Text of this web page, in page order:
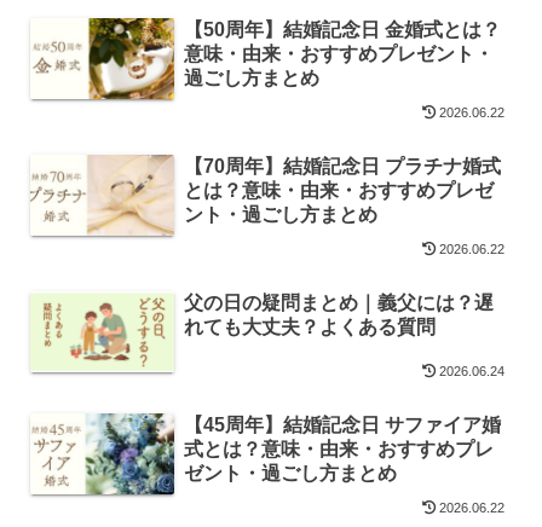
【50周年】結婚記念日 金婚式とは？
意味・由来・おすすめプレゼント・
過ごし方まとめ
2026.06.22
【70周年】結婚記念日 プラチナ婚式
とは？意味・由来・おすすめプレゼ
ント・過ごし方まとめ
2026.06.22
父の日の疑問まとめ｜義父には？遅
れても大丈夫？よくある質問
2026.06.24
【45周年】結婚記念日 サファイア婚
式とは？意味・由来・おすすめプレ
ゼント・過ごし方まとめ
2026.06.22